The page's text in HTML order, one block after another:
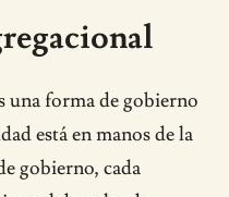
una forma de gobierno
está en manos de la
gobierno, cada